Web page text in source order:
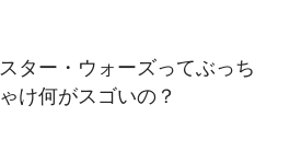
スター・ウォーズってぶっち
ゃけ何がスゴいの？